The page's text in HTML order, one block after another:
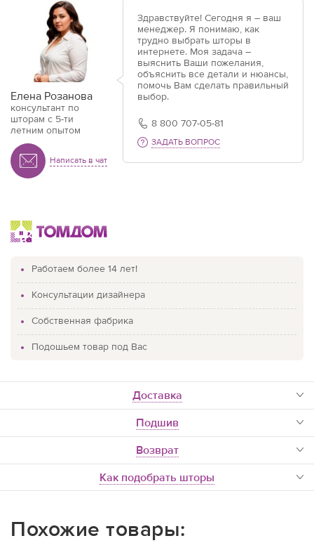
Елена Розанова
консультант по
шторам с 5-ти
летним опытом
Написать в чат
Здравствуйте! Сегодня я – ваш
менеджер. Я понимаю, как
трудно выбрать шторы в
интернете. Моя задача –
выяснить Ваши пожелания,
объяснить все детали и нюансы,
помочь Вам сделать правильный
выбор.
8 800 707-05-81
ЗАДАТЬ ВОПРОС
Работаем более 14 лет!
Консультации дизайнера
Собственная фабрика
Подошьем товар под Вас
доставка
Подшив
Возврат
Как подобрать шторы
Похожие товары: